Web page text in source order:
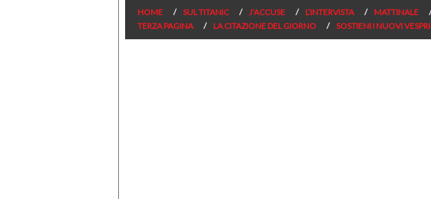
HOME SUL TITANIC J’ACCUSE L’INTERVISTA MATTINALE
TERZA PAGINA
LA CITAZIONE DEL GIORNO SOSTIENI I NUOVI VESPRI